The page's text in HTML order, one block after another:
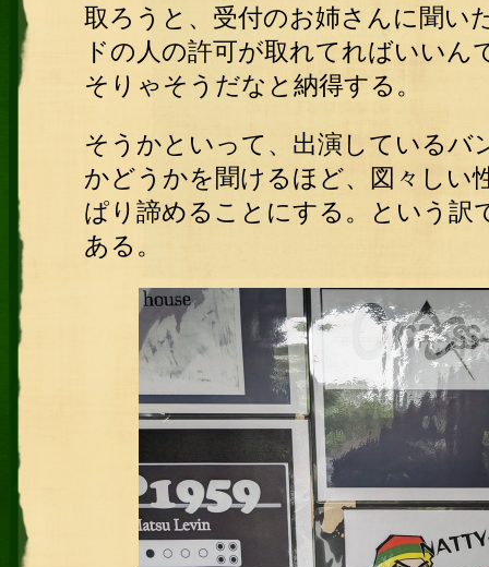
取ろうと、受付のお姉さんに聞い
ドの人の許可が取れてればいい
そりゃそうだなと納得する。
そうかといって、出演しているバ
かどうかを聞けるほど、図々しい
ぱり諦めることにする。という訳
ある。